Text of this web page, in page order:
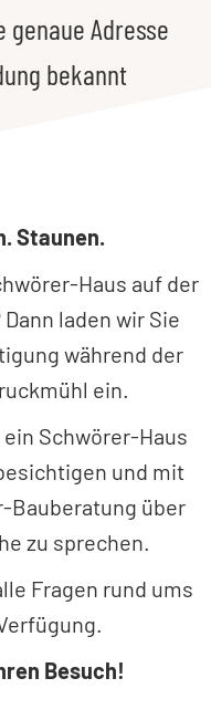
genaue Adresse
bekannt
Staunen.
Haus auf der
laden wir Sie
während der
ein.
Schwörer-Haus
und mit
Bauberatung über
zu sprechen.
Fragen rund ums
Besuch!